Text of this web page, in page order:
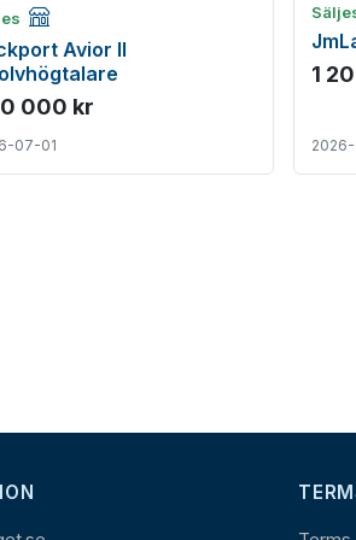
Företagsannons
Avior II
000 kr
07-01
1